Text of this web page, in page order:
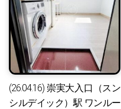
(26.04.16) 崇実大入口（スン
シルデイック）駅 ワンルー